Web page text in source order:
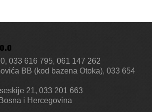
033 616 795, 061 147 262
BB (kod bazena Otoka), 033 654
21, 033 201 663
Bosna i Hercegovina